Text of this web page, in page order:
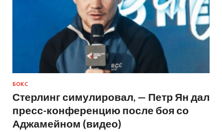
БОКС
Стерлинг симулировал, — Петр Ян дал
пресс-конференцию после боя со
Аджамейном (видео)